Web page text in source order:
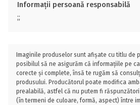
Informații persoană responsabilă
;;
Imaginile produselor sunt afișate cu titlu de
posibilul să ne asigurăm că informațiile pe
corecte și complete, însă te rugăm să
produsului. Producătorul poate modifica
prealabilă, astfel că nu putem fi
(în termeni de culoare, formă, aspect) între